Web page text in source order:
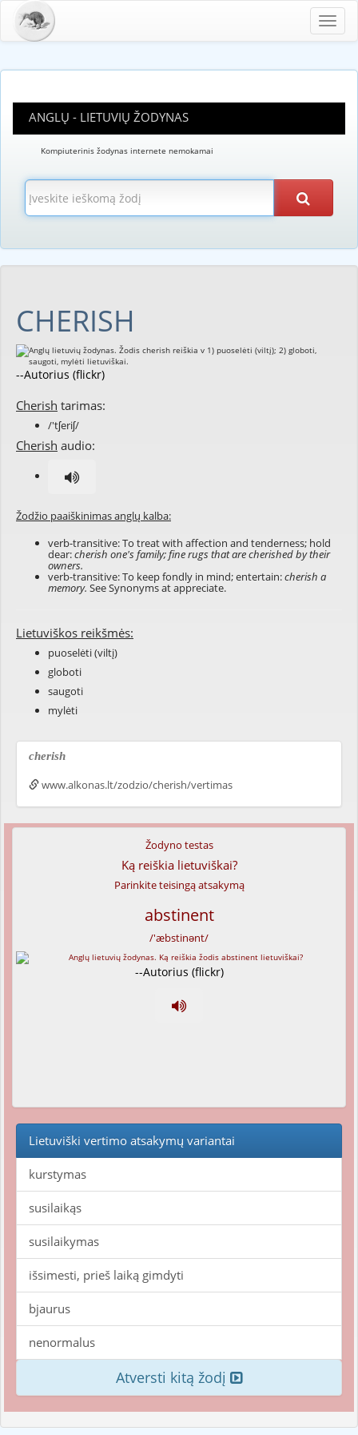
ANGLŲ - LIETUVIŲ ŽODYNAS
Kompiuterinis žodynas internete nemokamai
CHERISH
--Autorius (flickr)
Cherish tarimas:
/'tʃeriʃ/
Cherish audio:
Žodžio paaiškinimas anglų kalba:
verb-transitive: To treat with affection and tenderness; hold
dear:cherish one's family; fine rugs that are cherished by their
owners.
verb-transitive: To keep fondly in mind; entertain:cherish a
memory. See Synonyms atappreciate.
Lietuviškos reikšmės:
puoselėti (viltį)
globoti
saugoti
mylėti
cherish
www.alkonas.lt/zodzio/cherish/vertimas
Žodyno testas
Ką reiškia lietuviškai?
Parinkite teisingą atsakymą
abstinent
/'æbstinənt/
--Autorius (flickr)
Lietuviški vertimo atsakymų variantai
kurstymas
susilaikąs
susilaikymas
išsimesti, prieš laiką gimdyti
bjaurus
nenormalus
Atversti kitą žodį